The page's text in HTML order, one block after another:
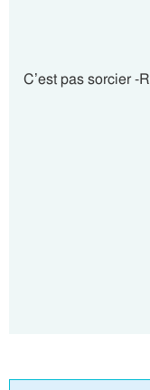
C’est pas sorcier -